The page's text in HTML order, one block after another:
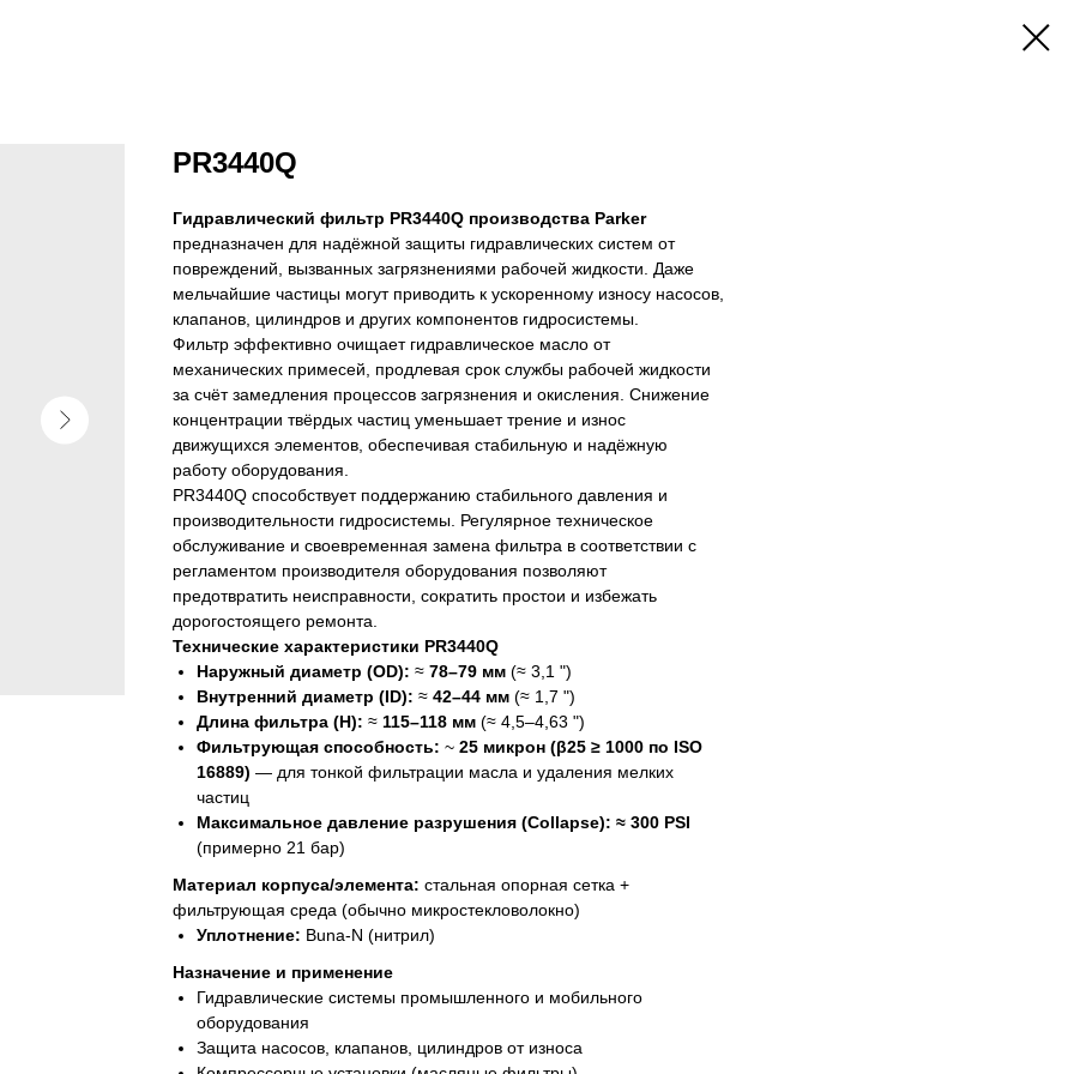
PR3440Q
Гидравлический фильтр PR3440Q производства Parker
предназначен для надёжной защиты гидравлических систем от
повреждений, вызванных загрязнениями рабочей жидкости. Даже
мельчайшие частицы могут приводить к ускоренному износу насосов,
клапанов, цилиндров и других компонентов гидросистемы.
Фильтр эффективно очищает гидравлическое масло от
механических примесей, продлевая срок службы рабочей жидкости
за счёт замедления процессов загрязнения и окисления. Снижение
концентрации твёрдых частиц уменьшает трение и износ
движущихся элементов, обеспечивая стабильную и надёжную
работу оборудования.
PR3440Q способствует поддержанию стабильного давления и
производительности гидросистемы. Регулярное техническое
обслуживание и своевременная замена фильтра в соответствии с
регламентом производителя оборудования позволяют
предотвратить неисправности, сократить простои и избежать
дорогостоящего ремонта.
Технические характеристики PR3440Q
Наружный диаметр (OD): ≈ 78–79 мм (≈ 3,1 ")
Внутренний диаметр (ID): ≈ 42–44 мм (≈ 1,7 ")
Длина фильтра (H): ≈ 115–118 мм (≈ 4,5–4,63 ")
Фильтрующая способность: ~ 25 микрон (β25 ≥ 1000 по ISO
16889) — для тонкой фильтрации масла и удаления мелких
частиц
Максимальное давление разрушения (Collapse): ≈ 300 PSI
(примерно 21 бар)
Материал корпуса/элемента: стальная опорная сетка +
фильтрующая среда (обычно микростекловолокно)
Уплотнение: Buna-N (нитрил)
Назначение и применение
Гидравлические системы промышленного и мобильного
оборудования
Защита насосов, клапанов, цилиндров от износа